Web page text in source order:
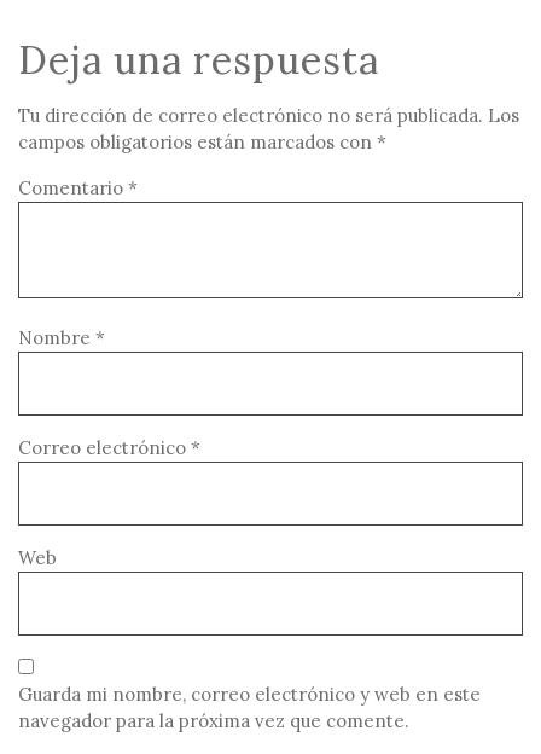
Deja una respuesta
Tu dirección de correo electrónico no será publicada. Los
campos obligatorios están marcados con *
Comentario *
Nombre *
Correo electrónico *
Web
Guarda mi nombre, correo electrónico y web en este
navegador para la próxima vez que comente.